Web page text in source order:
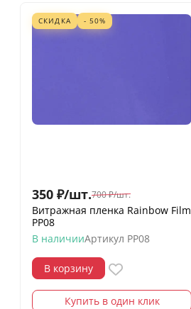
СКИДКА - 50%
350 ₽/шт.700 ₽/шт.
Витражная пленка Rainbow Film
PP08
В наличииАртикул PP08
В корзину
Купить в один клик